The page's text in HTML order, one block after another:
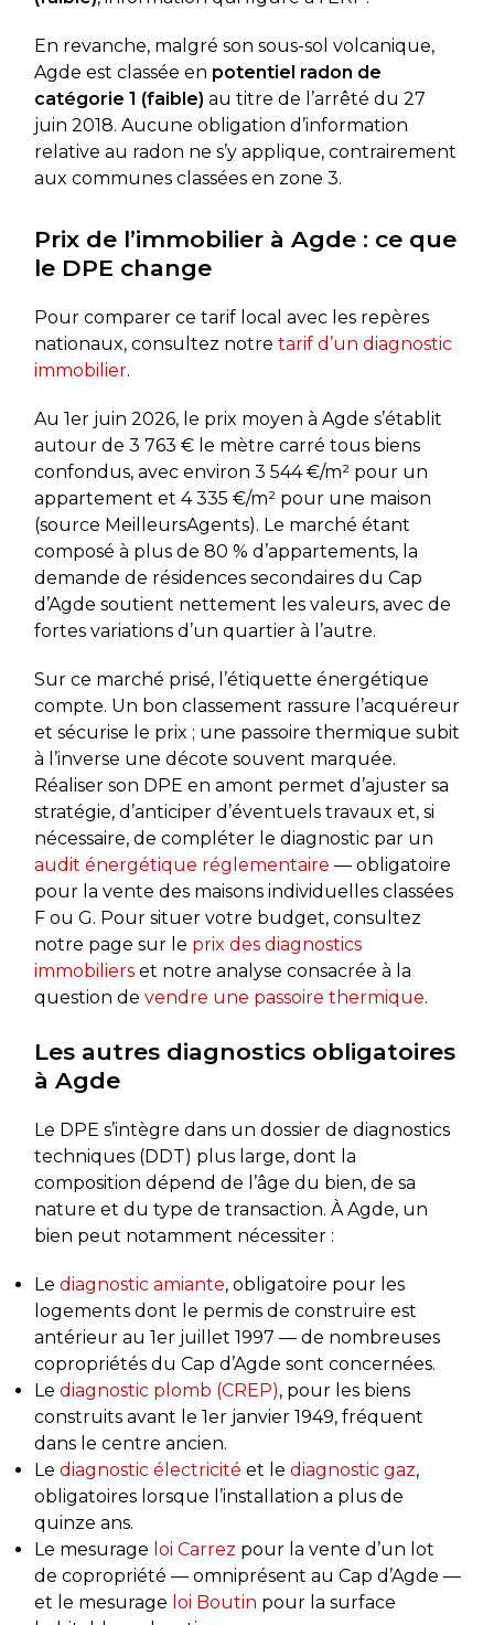
En revanche, malgré son sous-sol volcanique,
Agde est classée en potentiel radon de
catégorie 1 (faible) au titre de l’arrêté du 27
juin 2018. Aucune obligation d’information
relative au radon ne s’y applique, contrairement
aux communes classées en zone 3.
Prix de l’immobilier à Agde : ce que
le DPE change
Pour comparer ce tarif local avec les repères
nationaux, consultez notre tarif d’un diagnostic
immobilier.
Au 1er juin 2026, le prix moyen à Agde s’établit
autour de 3 763 € le mètre carré tous biens
confondus, avec environ 3 544 €/m² pour un
appartement et 4 335 €/m² pour une maison
(source MeilleursAgents). Le marché étant
composé à plus de 80 % d’appartements, la
demande de résidences secondaires du Cap
d’Agde soutient nettement les valeurs, avec de
fortes variations d’un quartier à l’autre.
Sur ce marché prisé, l’étiquette énergétique
compte. Un bon classement rassure l’acquéreur
et sécurise le prix ; une passoire thermique subit
à l’inverse une décote souvent marquée.
Réaliser son DPE en amont permet d’ajuster sa
stratégie, d’anticiper d’éventuels travaux et, si
nécessaire, de compléter le diagnostic par un
audit énergétique réglementaire — obligatoire
pour la vente des maisons individuelles classées
F ou G. Pour situer votre budget, consultez
notre page sur le prix des diagnostics
immobilierset notre analyse consacrée à la
question de vendre une passoire thermique.
Les autres diagnostics obligatoires
à Agde
Le DPE s’intègre dans un dossier de diagnostics
techniques (DDT) plus large, dont la
composition dépend de l’âge du bien, de sa
nature et du type de transaction. À Agde, un
bien peut notamment nécessiter :
Le diagnostic amiante, obligatoire pour les
logements dont le permis de construire est
antérieur au 1er juillet 1997 — de nombreuses
copropriétés du Cap d’Agde sont concernées.
Le diagnostic plomb (CREP), pour les biens
construits avant le 1er janvier 1949, fréquent
dans le centre ancien.
Le diagnostic électricité et le diagnostic gaz,
obligatoires lorsque l’installation a plus de
quinze ans.
Le mesurage loi Carrez pour la vente d’un lot
de copropriété — omniprésent au Cap d’Agde —
et le mesurage loi Boutin pour la surface